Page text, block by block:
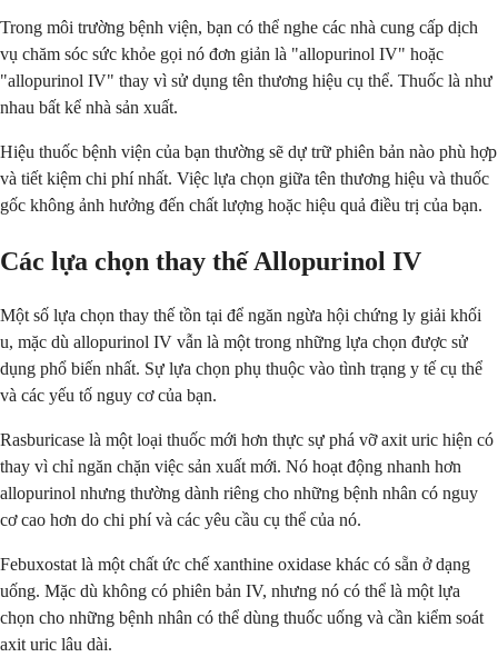
Trong môi trường bệnh viện, bạn có thể nghe các nhà cung cấp dịch
vụ chăm sóc sức khỏe gọi nó đơn giản là "allopurinol IV" hoặc
"allopurinol IV" thay vì sử dụng tên thương hiệu cụ thể. Thuốc là như
nhau bất kể nhà sản xuất.
Hiệu thuốc bệnh viện của bạn thường sẽ dự trữ phiên bản nào phù hợp
và tiết kiệm chi phí nhất. Việc lựa chọn giữa tên thương hiệu và thuốc
gốc không ảnh hưởng đến chất lượng hoặc hiệu quả điều trị của bạn.
Các lựa chọn thay thế Allopurinol IV
Một số lựa chọn thay thế tồn tại để ngăn ngừa hội chứng ly giải khối
u, mặc dù allopurinol IV vẫn là một trong những lựa chọn được sử
dụng phổ biến nhất. Sự lựa chọn phụ thuộc vào tình trạng y tế cụ thể
và các yếu tố nguy cơ của bạn.
Rasburicase là một loại thuốc mới hơn thực sự phá vỡ axit uric hiện có
thay vì chỉ ngăn chặn việc sản xuất mới. Nó hoạt động nhanh hơn
allopurinol nhưng thường dành riêng cho những bệnh nhân có nguy
cơ cao hơn do chi phí và các yêu cầu cụ thể của nó.
Febuxostat là một chất ức chế xanthine oxidase khác có sẵn ở dạng
uống. Mặc dù không có phiên bản IV, nhưng nó có thể là một lựa
chọn cho những bệnh nhân có thể dùng thuốc uống và cần kiểm soát
axit uric lâu dài.